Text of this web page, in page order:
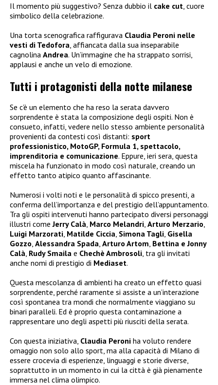
Il momento più suggestivo? Senza dubbio il cake cut , cuore
simbolico della celebrazione.
Una torta scenografica raffigurava Claudia Peroni nelle
vesti di Tedofora , affiancata dalla sua inseparabile
cagnolina Andrea. Un’immagine che ha strappato sorrisi,
applausi e anche un velo di emozione.
Tutti i protagonisti della notte milanese
Se c’è un elemento che ha reso la serata davvero
sorprendente è stata la composizione degli ospiti. Non è
consueto, infatti, vedere nello stesso ambiente personalità
provenienti da contesti così distanti: sport
professionistico, MotoGP, Formula 1, spettacolo,
imprenditoria e comunicazione. Eppure, ieri sera, questa
miscela ha funzionato in modo così naturale, creando un
effetto tanto atipico quanto affascinante.
Numerosi i volti noti e le personalità di spicco presenti, a
conferma dell’importanza e del prestigio dell’appuntamento.
Tra gli ospiti intervenuti hanno partecipato diversi personaggi
illustri comeJerry Calà Marco Melandri Arturo Merzario
Luigi Marzorati Matilde Ciccia Simona Tagli Gisella
Gozzo Alessandra Spada Arturo Artom Bettina e Jonny
Calà Rudy Smaila e Chechè Ambrosoli , tra gli invitati
anche nomi di prestigio di Mediaset.
Questa mescolanza di ambienti ha creato un effetto quasi
sorprendente, perché raramente si assiste a un’interazione
così spontanea tra mondi che normalmente viaggiano su
binari paralleli. Ed è proprio questa contaminazione a
rappresentare uno degli aspetti più riusciti della serata.
Con questa iniziativa, Claudia Peroni ha voluto rendere
omaggio non solo allo sport, ma alla capacità di Milano di
essere crocevia di esperienze, linguaggi e storie diverse,
soprattutto in un momento in cui la città è già pienamente
immersa nel clima olimpico.